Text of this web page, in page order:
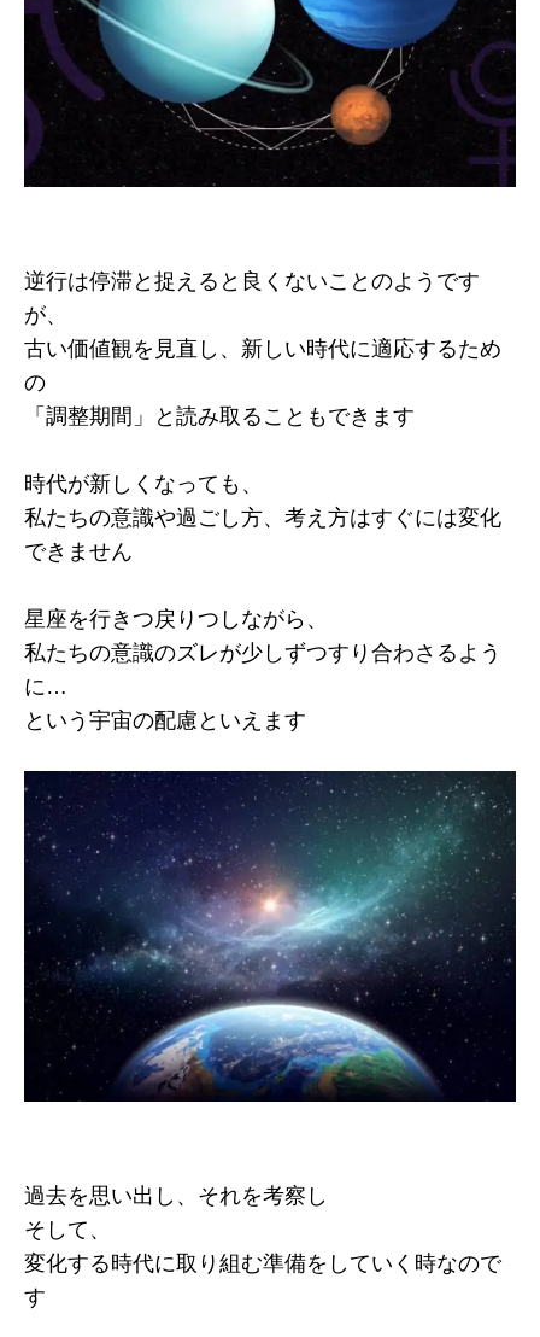
逆行は停滞と捉えると良くないことのようです
が、
古い価値観を見直し、新しい時代に適応するため
の
「調整期間」と読み取ることもできます
時代が新しくなっても、
私たちの意識や過ごし方、考え方はすぐには変化
できません
星座を行きつ戻りつしながら、
私たちの意識のズレが少しずつすり合わさるよう
に…
という宇宙の配慮といえます
過去を思い出し、それを考察し
そして、
変化する時代に取り組む準備をしていく時なので
す